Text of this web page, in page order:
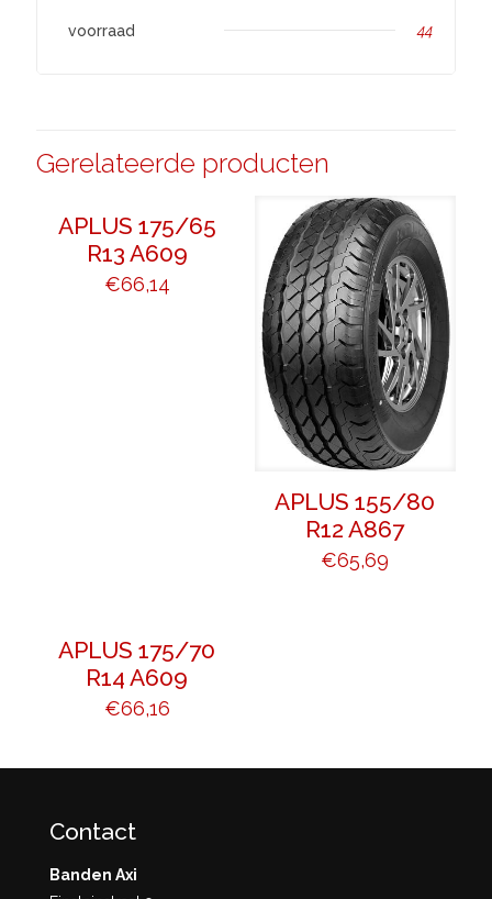
voorraad 44
Gerelateerde producten
APLUS 175/65
R13 A609
€66,14
APLUS 155/80
R12 A867
€65,69
APLUS 175/70
R14 A609
€66,16
Contact
Banden Axi